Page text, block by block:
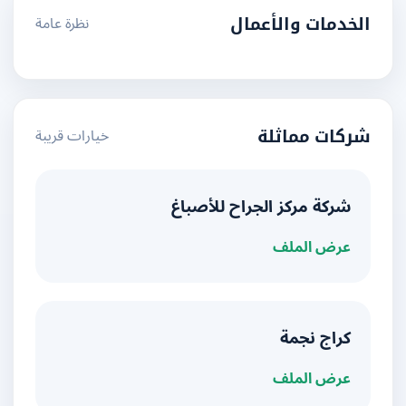
الخدمات والأعمال نظرة عامة
شركات مماثلة خيارات قريبة
شركة مركز الجراح للأصباغ
عرض الملف
كراج نجمة
عرض الملف